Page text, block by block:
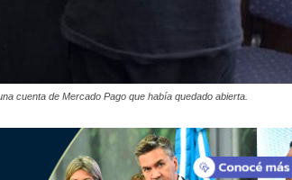
cuenta de Mercado Pago que había quedado abierta.